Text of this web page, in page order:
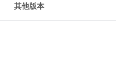
其他版本